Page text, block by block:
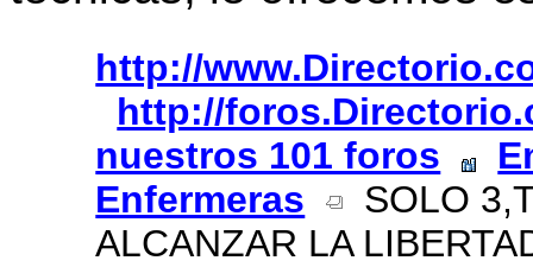
http://
http://
nuestros 101 foros
Enfermeras
SOLO
ALCANZAR LA